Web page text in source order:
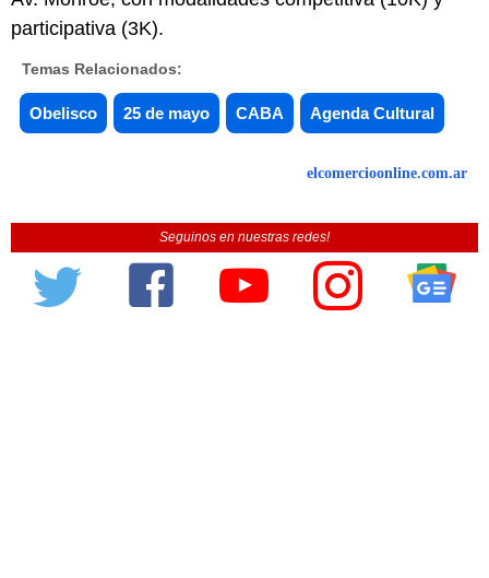
participativa (3K).
Temas Relacionados:
Obelisco 25 de mayo CABA Agenda Cultural
elcomercioonline.com.ar
Seguinos en nuestras redes!